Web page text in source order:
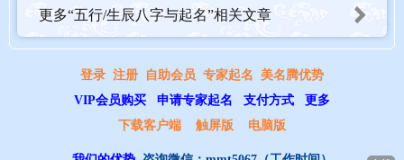
更多“五行/生辰八字与起名”相关文章
登录 注册 自助会员 专家起名 美名腾优势
VIP会员购买
申请专家起名 支付方式
更多
下载客户端
触屏版 电脑版